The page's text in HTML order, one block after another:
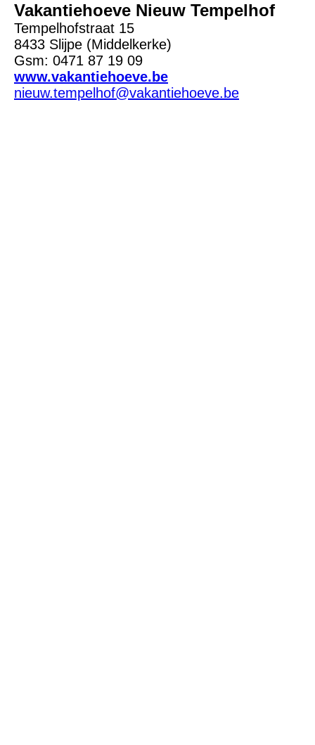
Vakantiehoeve Nieuw Tempelhof
Tempelhofstraat 15
8433 Slijpe (Middelkerke)
Gsm: 0471 87 19 09
www.vakantiehoeve.be
nieuw.tempelhof@vakantiehoeve.be